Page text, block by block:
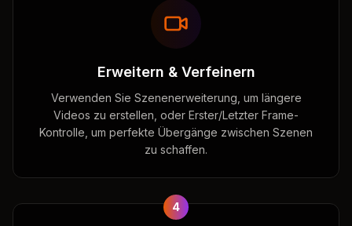
Erweitern & Verfeinern
Verwenden Sie Szenenerweiterung, um längere
Videos zu erstellen, oder Erster/Letzter Frame-
Kontrolle, um perfekte Übergänge zwischen Szenen
zu schaffen.
4